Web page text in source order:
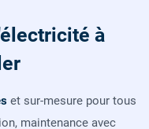
à
et sur-mesure pour tous
maintenance avec